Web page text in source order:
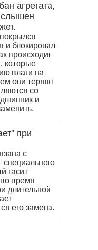
агрегата,
слышен
и блокировал
происходит
которые
влаги на
они теряют
со
и
при
с
специального
гасит
время
длительной
его замена.